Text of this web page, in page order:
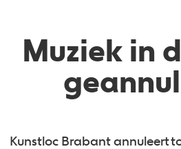
Muziek in
Kunstloc Brabant annuleert